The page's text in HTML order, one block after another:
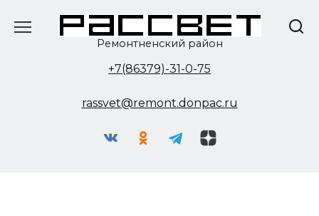
Ремонтненский район
+7(86379)-31-0-75
rassvet@remont.donpac.ru